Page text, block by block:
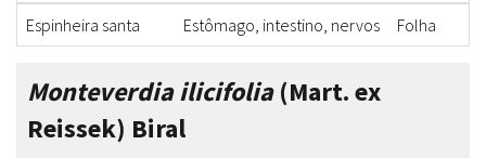
Espinheira santa
Estômago, intestino, nervos Folha
Monteverdia ilicifolia(Mart. ex
Reissek) Biral